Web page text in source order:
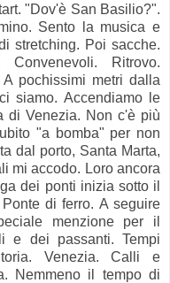
"Dov'è San Basilio?".
Sento la musica e
stretching. Poi sacche.
Ritrovo.
pochissimi metri dalla
siamo. Accendiamo le
di Venezia. Non c'è più
"a bomba" per non
dal porto, Santa Marta,
mi accodo. Loro ancora
dei ponti inizia sotto il
di ferro. A seguire
menzione per il
e dei passanti. Tempi
Venezia. Calli e
Nemmeno il tempo di